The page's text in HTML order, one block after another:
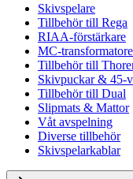
Skivspelare
Tillbehör till Rega
RIAA-förstärkare
MC-
Tillbehör till
Skivpuckar & 45-
Tillbehör till Dual
Slipmats & Mattor
Våt avspelning
Diverse tillbehör
Skivspelarkablar